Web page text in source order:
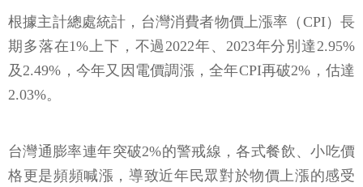
根據主計總處統計，台灣消費者物價上漲率（CPI）長
期多落在1%上下，不過2022年、2023年分別達2.95%
及2.49%，今年又因電價調漲，全年CPI再破2%，估達
2.03%。
台灣通膨率連年突破2%的警戒線，各式餐飲、小吃價
格更是頻頻喊漲，導致近年民眾對於物價上漲的感受